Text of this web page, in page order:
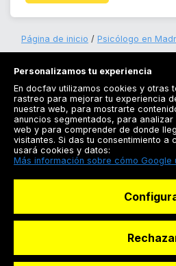
Página de inicio Psicólogo en
Docfav
Personalizamos tu experiencia
En docfav utilizamos cookies y otras
rastreo para mejorar tu experiencia
nuestra web, para mostrarte
anuncios segmentados, para
web y para comprender de donde
visitantes. Si das tu consentimiento a
usará cookies y datos:
Más información sobre cómo Google